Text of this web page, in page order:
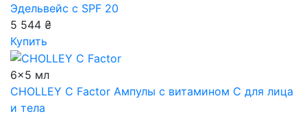
Эдельвейс с SPF 20
5 544 ₴
Купить
6x5 мл
CHOLLEY C Factor Ампулы с витамином С для лица
и тела